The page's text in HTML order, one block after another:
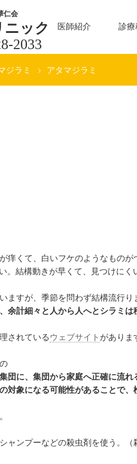
仁会
ニック
2033
医師紹介 診療
ジラミ アタマジラミ
痒くて、白いフケのようなもの
。結構動きが早くて、見つけに
すが、季節を問わず結構流行り
余計細々と人から人へとシラミ
されているウェブサイト がありま
団に、集団から家庭へ正確に流れ
対象になる可能性があることで
ャンプーなどの殺虫剤を使う。